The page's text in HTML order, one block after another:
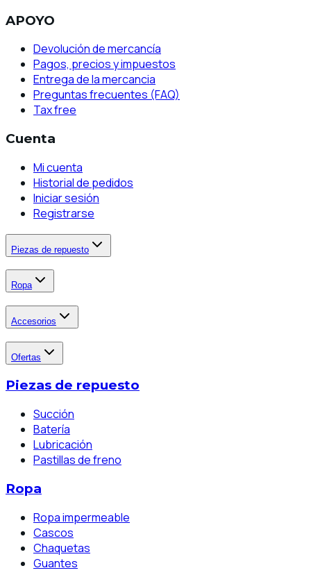
APOYO
Devolución de mercancía
Pagos, precios y impuestos
Entrega de la mercancia
Preguntas frecuentes (FAQ)
Tax free
Cuenta
Mi cuenta
Historial de pedidos
Iniciar sesión
Registrarse
Piezas de repuesto
Ropa
Accesorios
Ofertas
Piezas de repuesto
Succión
Batería
Lubricación
Pastillas de freno
Ropa
Ropa impermeable
Cascos
Chaquetas
Guantes